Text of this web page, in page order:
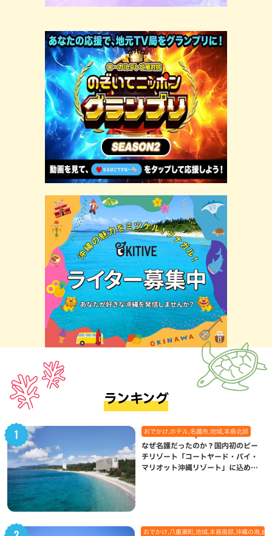
ランキング
おでかけ,ホテル,名護市,地域,本島北部
なぜ名護だったのか？国内初のビー
チリゾート「コートヤード・バイ・
マリオット沖縄リゾート」に込めら
おでかけ,八重瀬町,地域,本島南部,沖縄の海,自